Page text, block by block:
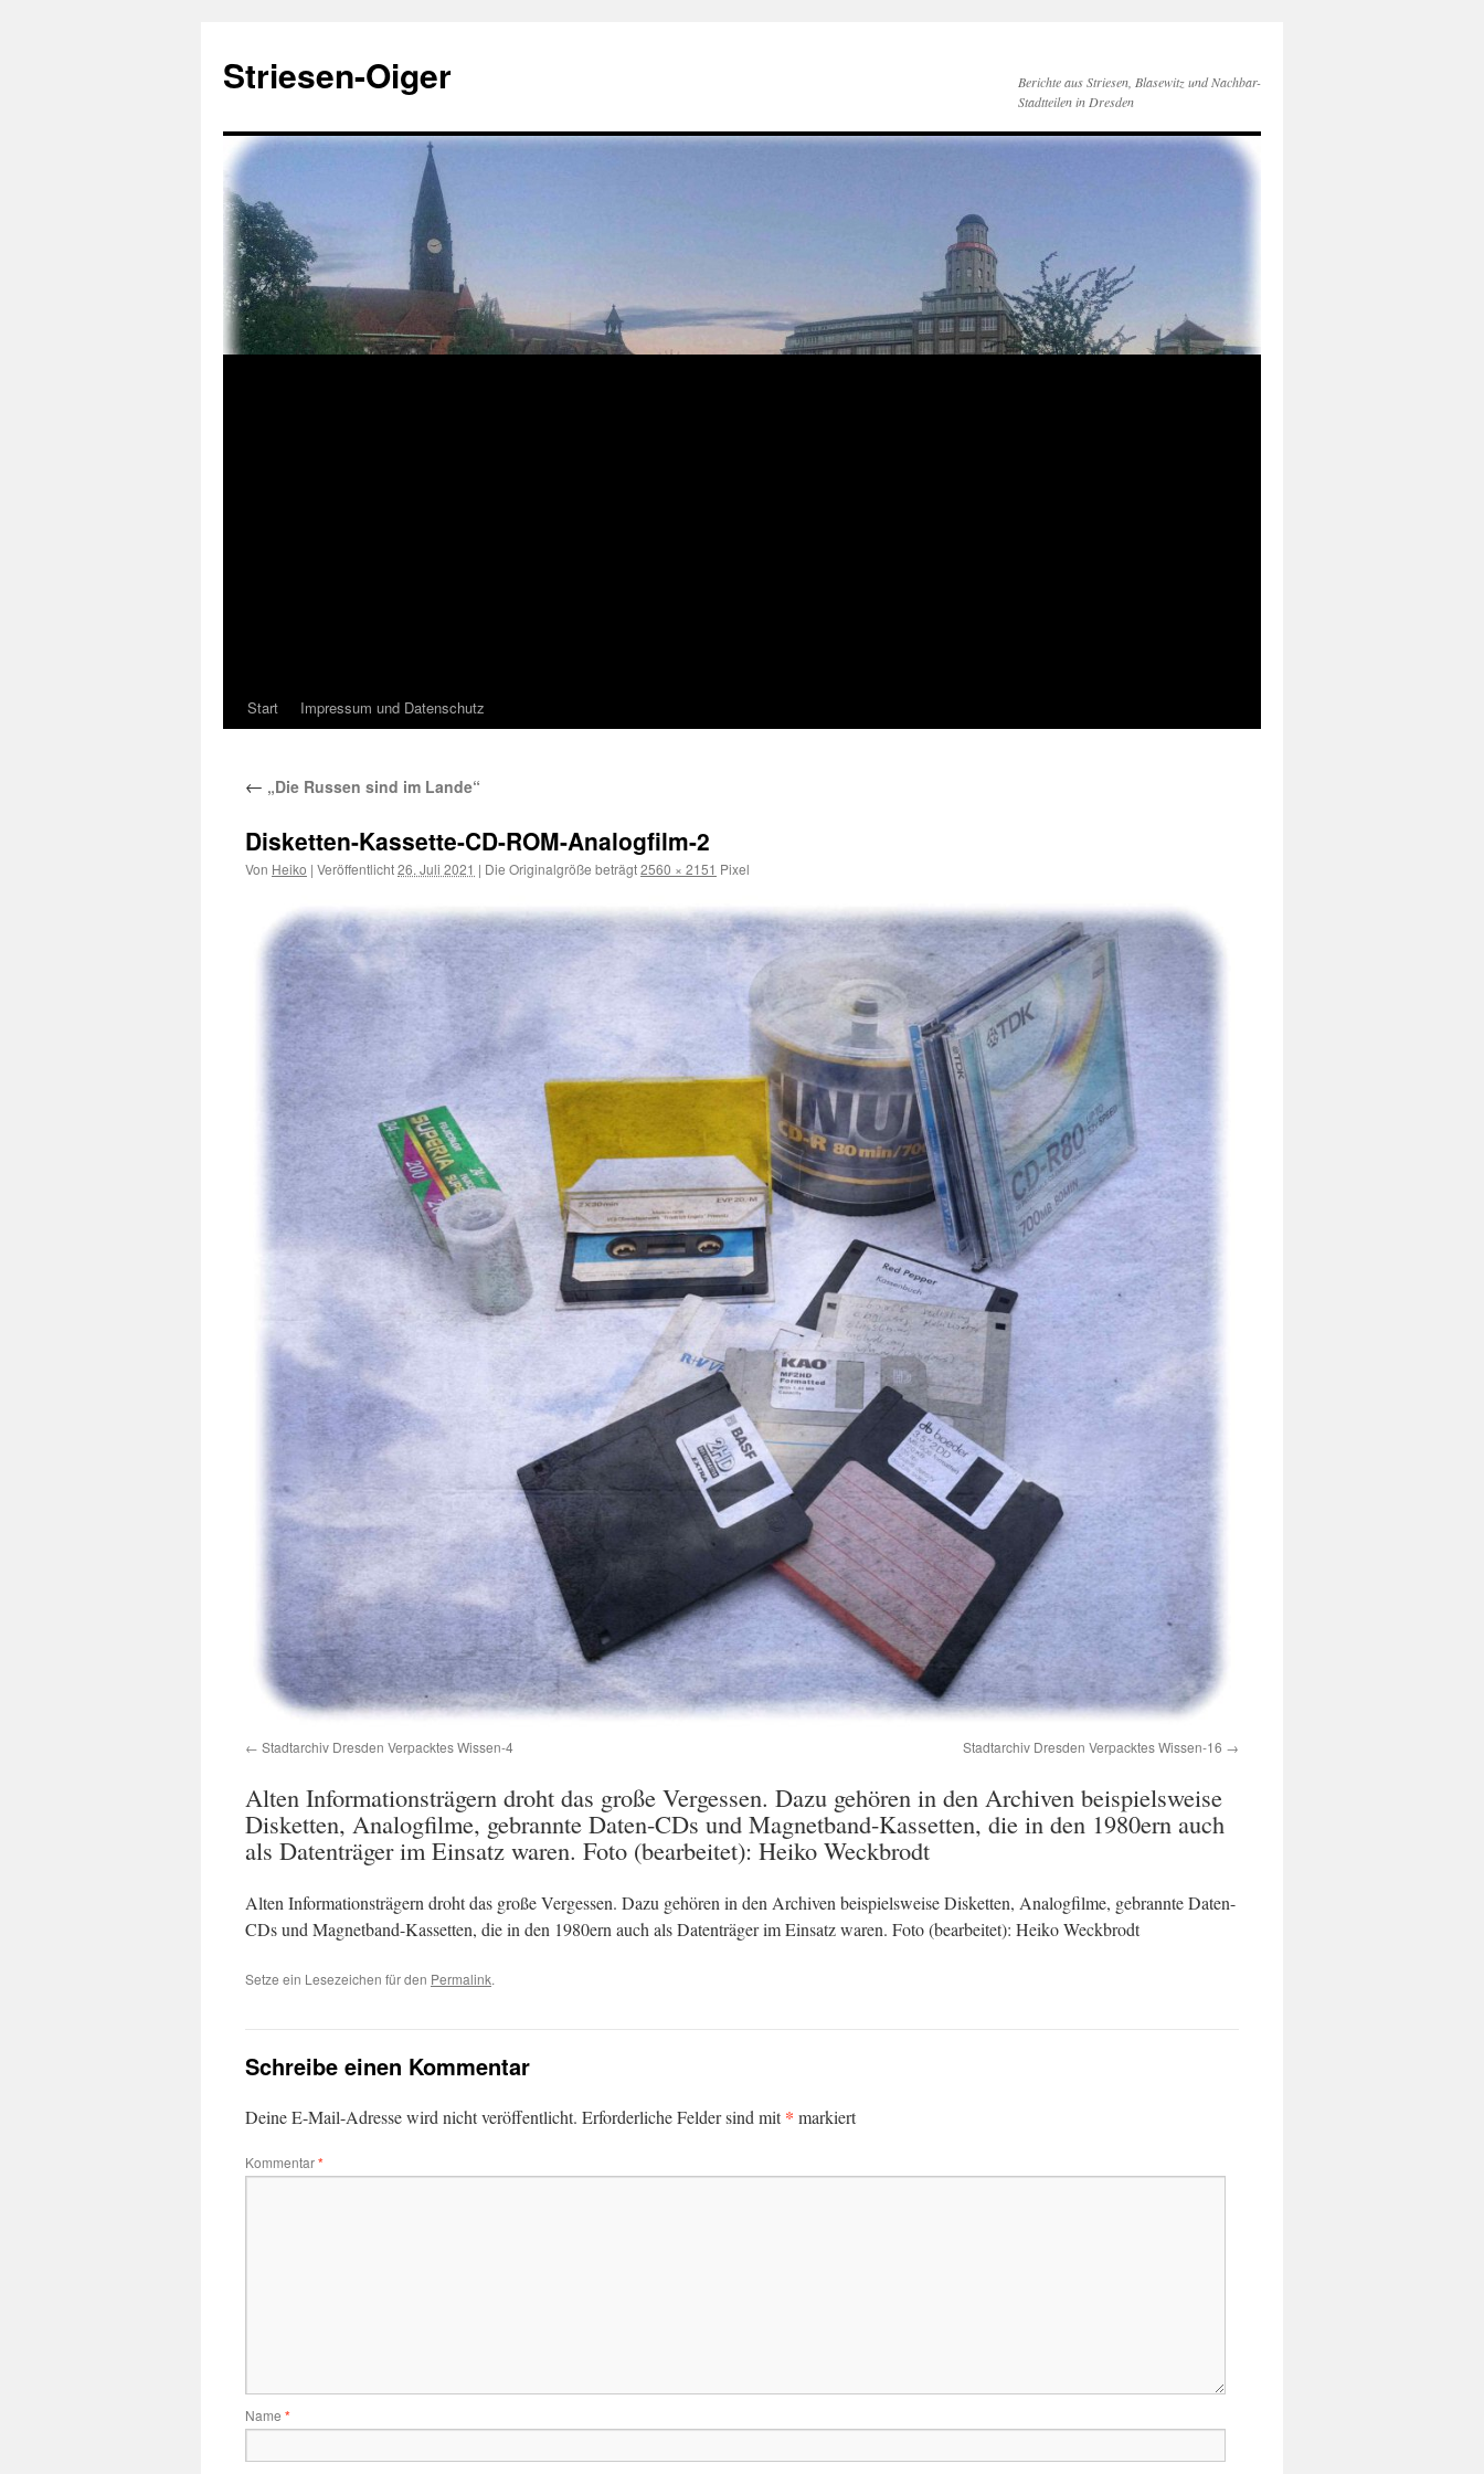
springen
Striesen-Oiger
Berichte aus Striesen, Blasewitz und Nachbar-
Stadtteilen in Dresden
Start Impressum und Datenschutz
← „Die Russen sind im Lande“
Disketten-Kassette-CD-ROM-Analogfilm-2
Von Heiko | Veröffentlicht26. Juli 2021 | Die Originalgröße beträgt2560 × 2151 Pixel
Stadtarchiv Dresden Verpacktes Wissen-4 Stadtarchiv Dresden Verpacktes Wissen-16
Alten Informationsträgern droht das große Vergessen. Dazu gehören in den Archiven beispielsweise
Disketten, Analogfilme, gebrannte Daten-CDs und Magnetband-Kassetten, die in den 1980ern auch
als Datenträger im Einsatz waren. Foto (bearbeitet): Heiko Weckbrodt
Alten Informationsträgern droht das große Vergessen. Dazu gehören in den Archiven beispielsweise Disketten, Analogfilme, gebrannte Daten-
CDs und Magnetband-Kassetten, die in den 1980ern auch als Datenträger im Einsatz waren. Foto (bearbeitet): Heiko Weckbrodt
Setze ein Lesezeichen für den Permalink.
Schreibe einen Kommentar
Deine E-Mail-Adresse wird nicht veröffentlicht. Erforderliche Felder sind mit* markiert
Kommentar*
Name *